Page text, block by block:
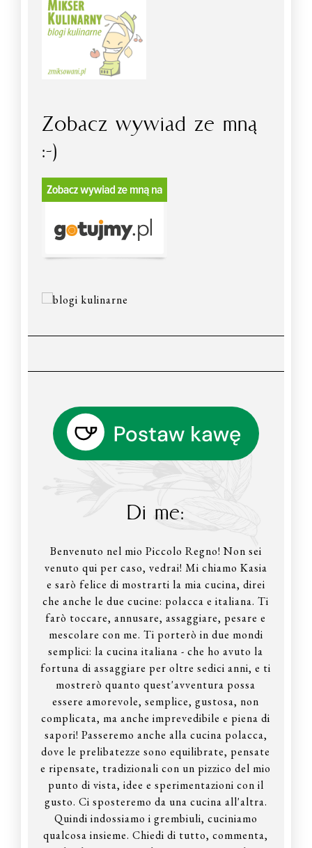
Zobacz wywiad ze mną
:-)
Di me:
Benvenuto nel mio Piccolo Regno! Non sei
venuto qui per caso, vedrai! Mi chiamo Kasia
e sarò felice di mostrarti la mia cucina, direi
che anche le due cucine: polacca e italiana. Ti
farò toccare, annusare, assaggiare, pesare e
mescolare con me. Ti porterò in due mondi
semplici: la cucina italiana - che ho avuto la
fortuna di assaggiare per oltre sedici anni, e ti
mostrerò quanto quest'avventura possa
essere amorevole, semplice, gustosa, non
complicata, ma anche imprevedibile e piena di
sapori! Passeremo anche alla cucina polacca,
dove le prelibatezze sono equilibrate, pensate
e ripensate, tradizionali con un pizzico del mio
punto di vista, idee e sperimentazioni con il
gusto. Ci sposteremo da una cucina all'altra.
Quindi indossiamo i grembiuli, cuciniamo
qualcosa insieme. Chiedi di tutto, commenta,